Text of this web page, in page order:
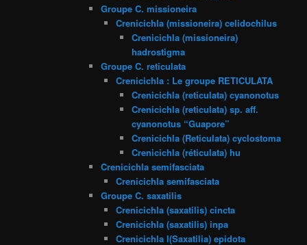
Groupe C. missioneira
Crenicichla (missioneira) celidochilus
Crenicichla (missioneira)
hadrostigma
Groupe C. reticulata
Crenicichla : Le groupe RETICULATA
Crenicichla (reticulata) cyanonotus
Crenicichla (reticulata) sp. aff.
cyanonotus “Guapore”
Crenicichla (Reticulata) cyclostoma
Crenicichla (réticulata) hu
Crenicichla semifasciata
Crenicichla semifasciata
Groupe C. saxatilis
Crenicichla (saxatilis) cincta
Crenicichla (saxatilis) inpa
Crenicichla l(Saxatilia) epidota